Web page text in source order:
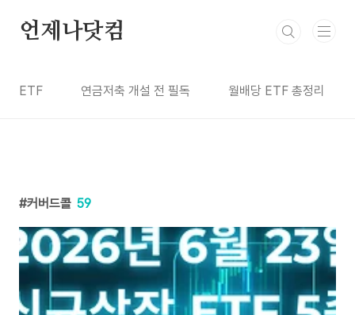
언제나닷컴
ETF 연금저축 개설 전 필독 월배당 ETF 총정리
커버드콜 59